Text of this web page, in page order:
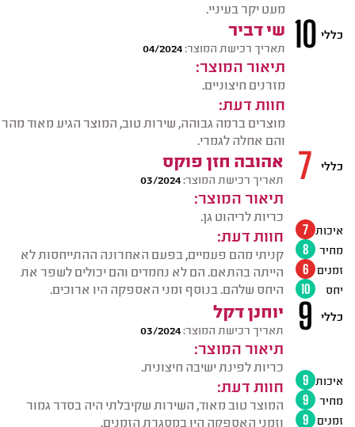
מעט יקר בעיניי.
שי דביר
תאריך רכישת המוצר:04/2024
תיאור המוצר:
מזרנים חיצוניים.
חוות דעת:
מוצרים ברמה גבוהה, שירות טוב, המוצר הגיע מאוד מהר
והם אחלה לגמרי.
10 כללי
אהובה חזן פוקס
תאריך רכישת המוצר:03/2024
תיאור המוצר:
כריות לריהוט גן.
חוות דעת:
קניתי מהם פעמיים, בפעם האחרונה ההתייחסות לא
הייתה בהתאם. הם לא נחמדים והם יכולים לשפר את
היחס שלהם. בנוסף זמני האספקה היו ארוכים.
7 כללי
איכות 7
מחיר
8
זמנים 6
יחס
10
יוחנן דקל
תאריך רכישת המוצר:03/2024
תיאור המוצר:
כריות לפינת ישיבה חיצונית.
חוות דעת:
המוצר טוב מאוד, השירות שקיבלתי היה בסדר גמור
וזמני האספקה היו במסגרת הזמנים.
9 כללי
איכות 9
מחיר
9
זמנים 9